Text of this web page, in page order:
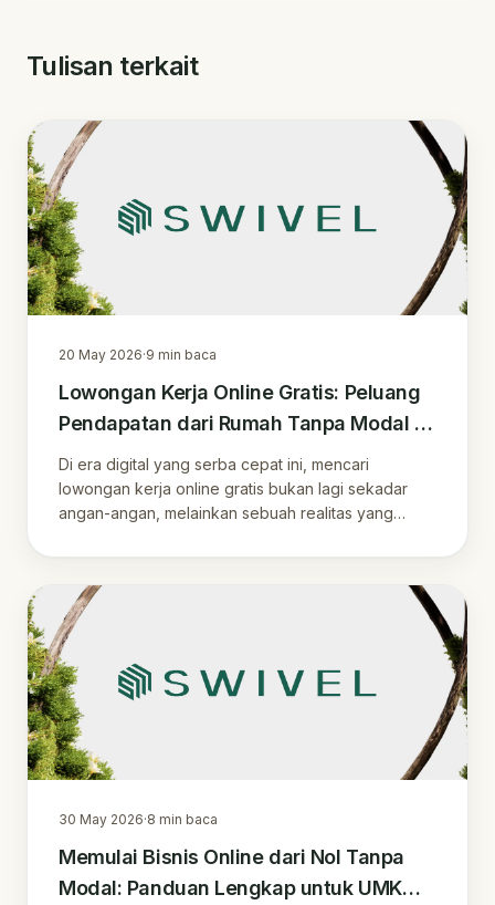
Tulisan terkait
20 May 2026·9 min baca
Lowongan Kerja Online Gratis: Peluang
Pendapatan dari Rumah Tanpa Modal di
Era Digital
Di era digital yang serba cepat ini, mencari
lowongan kerja online gratis bukan lagi sekadar
angan-angan, melainkan sebuah realitas yang
30 May 2026·8 min baca
Memulai Bisnis Online dari Nol Tanpa
Modal: Panduan Lengkap untuk UMKM